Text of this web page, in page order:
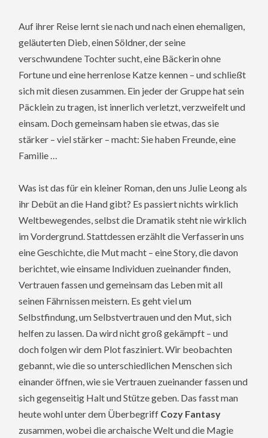
Auf ihrer Reise lernt sie nach und nach einen ehemaligen,
geläuterten Dieb, einen Söldner, der seine
verschwundene Tochter sucht, eine Bäckerin ohne
Fortune und eine herrenlose Katze kennen – und schließt
sich mit diesen zusammen. Ein jeder der Gruppe hat sein
Päcklein zu tragen, ist innerlich verletzt, verzweifelt und
einsam. Doch gemeinsam haben sie etwas, das sie
stärker – viel stärker – macht: Sie haben Freunde, eine
Familie …
Was ist das für ein kleiner Roman, den uns Julie Leong als
ihr Debüt an die Hand gibt? Es passiert nichts wirklich
Weltbewegendes, selbst die Dramatik steht nie wirklich
im Vordergrund. Stattdessen erzählt die Verfasserin uns
eine Geschichte, die Mut macht – eine Story, die davon
berichtet, wie einsame Individuen zueinander finden,
Vertrauen fassen und gemeinsam das Leben mit all
seinen Fährnissen meistern. Es geht viel um
Selbstfindung, um Selbstvertrauen und den Mut, sich
helfen zu lassen. Da wird nicht groß gekämpft – und
doch folgen wir dem Plot fasziniert. Wir beobachten
gebannt, wie die so unterschiedlichen Menschen sich
einander öffnen, wie sie Vertrauen zueinander fassen und
sich gegenseitig Halt und Stütze geben. Das fasst man
heute wohl unter dem Überbegriff Cozy Fantasy
zusammen, wobei die archaische Welt und die Magie